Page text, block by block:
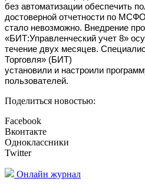
без автоматизации обеспечить
достоверной отчетности по МСФО
стало невозможно. Внедрение
«БИТ:Управленческий учет 8»
течение двух месяцев.
Торговля» (БИТ)
установили и настроили
пользователей.
Поделиться новостью:
Facebook
Вконтакте
Одноклассники
Twitter
Онлайн журнал